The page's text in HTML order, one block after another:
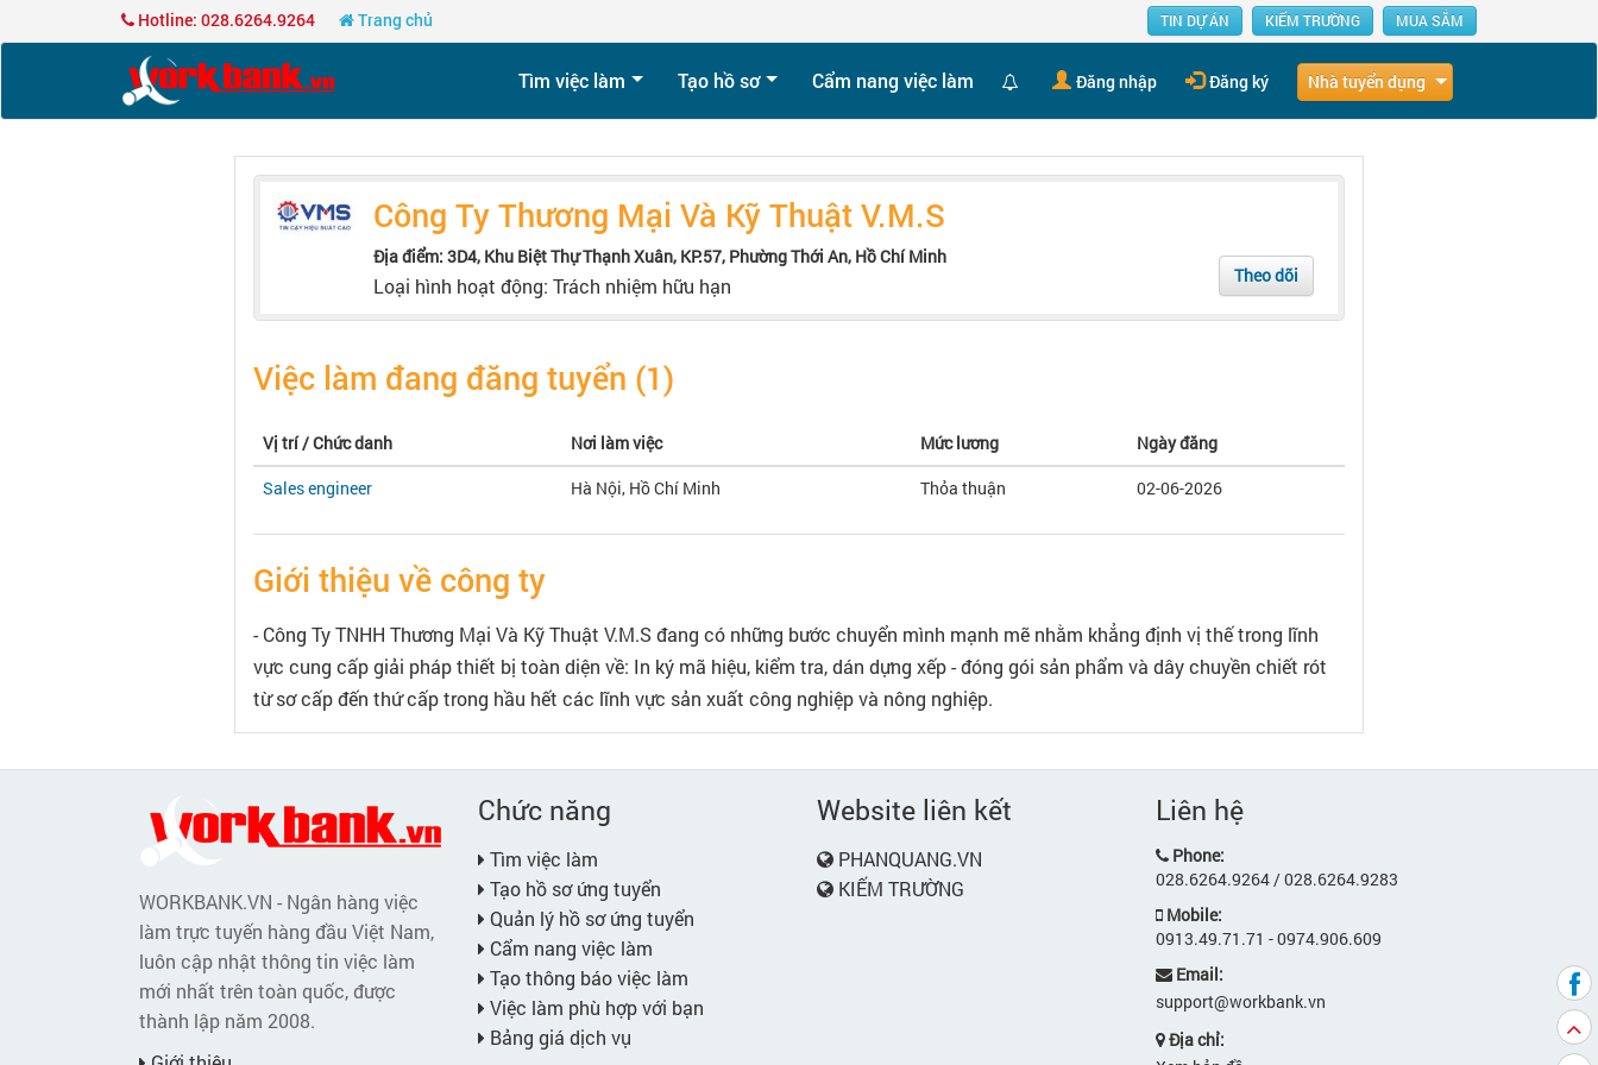
Hotline: 028.6264.9264 Trang chủ TIN DỰ ÁN KIẾM TRƯỜNG MUA SẮM
Tìm việc làm Tạo hồ sơ Cẩm nang việc làm Đăng nhập Đăng ký Nhà tuyển dụng
Công Ty Thương Mại Và Kỹ Thuật V.M.S
Địa điểm: 3D4, Khu Biệt Thự Thạnh Xuân, KP.57, Phường Thới An, Hồ Chí Minh
Loại hình hoạt động: Trách nhiệm hữu hạn Theo dõi
Việc làm đang đăng tuyển (1)
Vị trí / Chức danh Nơi làm việc Mức lương
Ngày đăng
Sales engineer
Hà Nội, Hồ Chí Minh Thỏa thuận 02-06-2026
Giới thiệu về công ty
- Công Ty TNHH Thương Mại Và Kỹ Thuật V.M.S đang có những bước chuyển mình mạnh mẽ nhằm khẳng định vị thế trong lĩnh
vực cung cấp giải pháp thiết bị toàn diện về: In ký mã hiệu, kiểm tra, dán dựng xếp - đóng gói sản phẩm và dây chuyền chiết rót
từ sơ cấp đến thứ cấp trong hầu hết các lĩnh vực sản xuất công nghiệp và nông nghiệp.
WORKBANK.VN - Ngân hàng việc
làm trực tuyến hàng đầu Việt Nam,
luôn cập nhật thông tin việc làm
mới nhất trên toàn quốc, được
thành lập năm 2008.
Chức năng
Tìm việc làm
Tạo hồ sơ ứng tuyển
Quản lý hồ sơ ứng tuyển
Cẩm nang việc làm
Tạo thông báo việc làm
Việc làm phù hợp với bạn
Bảng giá dịch vụ
Website liên kết
PHANQUANG.VN
KIẾM TRƯỜNG
Liên hệ
Phone:
028.6264.9264 / 028.6264.9283
Mobile:
0913.49.71.71 - 0974.906.609
Email:
support@workbank.vn
Địa chỉ: